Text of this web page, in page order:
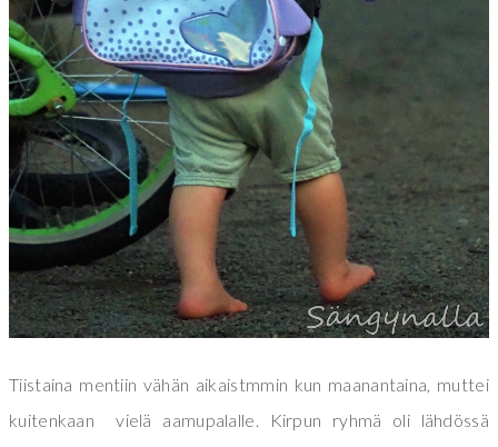
Tiistaina mentiin vähän aikaistmmin kun maanantaina, muttei
kuitenkaan vielä aamupalalle. Kirpun ryhmä oli lähdössä